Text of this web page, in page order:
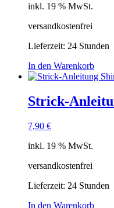
inkl. 19 % MwSt.
versandkostenfrei
Lieferzeit: 24 Stunden
In den Warenkorb
Strick-
7,90 €
inkl. 19 % MwSt.
versandkostenfrei
Lieferzeit: 24 Stunden
In den Warenkorb